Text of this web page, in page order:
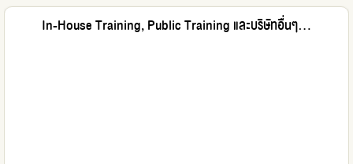
In-House Training, Public Training และบริษัทอื่นๆ...